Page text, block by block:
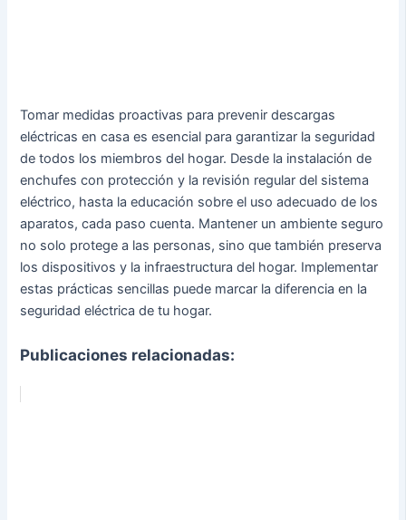
Tomar medidas proactivas para prevenir descargas
eléctricas en casa es esencial para garantizar la seguridad
de todos los miembros del hogar. Desde la instalación de
enchufes con protección y la revisión regular del sistema
eléctrico, hasta la educación sobre el uso adecuado de los
aparatos, cada paso cuenta. Mantener un ambiente seguro
no solo protege a las personas, sino que también preserva
los dispositivos y la infraestructura del hogar. Implementar
estas prácticas sencillas puede marcar la diferencia en la
seguridad eléctrica de tu hogar.
Publicaciones relacionadas: